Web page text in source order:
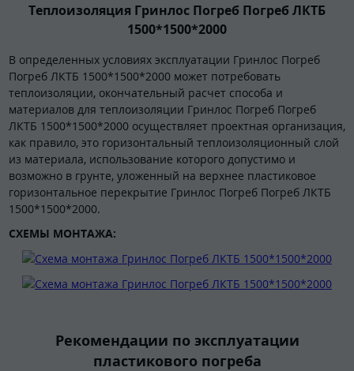
Теплоизоляция Гринлос Погреб Погреб ЛКТБ
1500*1500*2000
В определенных условиях эксплуатации Гринлос Погреб
Погреб ЛКТБ 1500*1500*2000 может потребовать
теплоизоляции, окончательный расчет способа и
материалов для теплоизоляции Гринлос Погреб Погреб
ЛКТБ 1500*1500*2000 осуществляет проектная организация,
как правило, это горизонтальный теплоизоляционный слой
из материала, использование которого допустимо и
возможно в грунте, уложенный на верхнее пластиковое
горизонтальное перекрытие Гринлос Погреб Погреб ЛКТБ
1500*1500*2000.
СХЕМЫ МОНТАЖА:
Рекомендации по эксплуатации
пластикового погреба